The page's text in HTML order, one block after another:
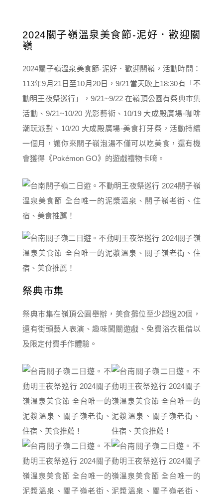
2024關子嶺溫泉美食節-泥好．歡迎關
嶺
2024關子嶺溫泉美食節-泥好．歡迎關嶺，活動時間：
113年9月21日至10月20日，9/21當天晚上18:30有「不
動明王夜祭巡行」，9/21~9/22 在嶺頂公園有祭典市集
活動、9/21~10/20 光影藝術、10/19 大成殿廣場-咖啡
潮玩派對、10/20 大成殿廣場-美食打牙祭，活動持續
一個月，讓你來關子嶺泡湯不僅可以吃美食，還有機
會獲得《Pokémon GO》的遊戲禮物卡唷。
祭典市集
祭典市集在嶺頂公園舉辦，美食攤位至少超過20個，
還有街頭藝人表演、趣味闖關遊戲、免費浴衣租借以
及限定付費手作體驗。